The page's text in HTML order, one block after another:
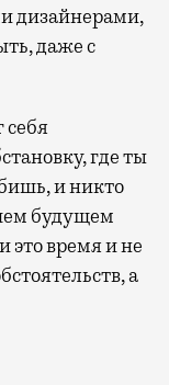
дизайнерами,
даже с
себя
где ты
и никто
будущем
это время и не
а